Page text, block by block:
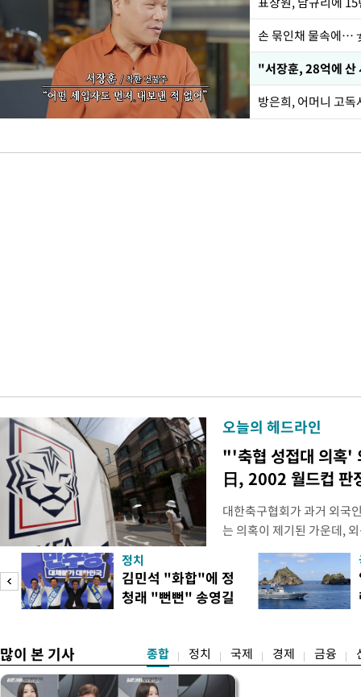
손 묶인채 물속에…
"서장훈, 28억에 산
방은희, 어머니 고
오늘의 헤드라인
"'축협 성접대 의혹'
日, 2002 월드컵 판
대한축구협회가 과거 외국
는 의혹이 제기된 가운데,
도하면서 파장이 커지고
광부가 2016년 작성한 감
2011년 3월부터 2012년 3
에 참여한 외국인 심판들에
정치
김민석 "화합"에 정
청래 "뻔뻔" 송영길
많이 본 기사 종합 정치 국제 경제 금융